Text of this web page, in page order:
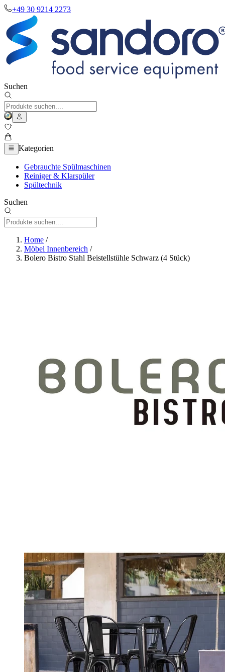
+49 30 9214 2273
Suchen
Kategorien
Gebrauchte Spülmaschinen
Reiniger & Klarspüler
Spültechnik
Suchen
Home /
Möbel Innenbereich /
Bolero Bistro Stahl Beistellstühle Schwarz (4 Stück)